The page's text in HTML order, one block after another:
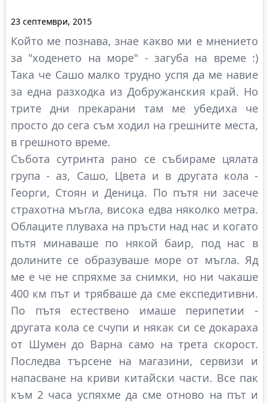
23 септември, 2015
Който ме познава, знае какво ми е мнението
за "ходенето на море" - загуба на време :)
Така че Сашо малко трудно успя да ме навие
за една разходка из Добружанския край. Но
трите дни прекарани там ме убедиха че
просто до сега съм ходил на грешните места,
в грешното време.
Събота сутринта рано се събираме цялата
група - аз, Сашо, Цвета и в другата кола -
Георги, Стоян и Деница. По пътя ни засече
страхотна мъгла, висока едва няколко метра.
Облаците плуваха на пръсти над нас и когато
пътя минаваше по някой баир, под нас в
долините се образуваше море от мъгла. Яд
ме е че не спряхме за снимки, но ни чакаше
400 км път и трябваше да сме експедитивни.
По пътя естествено имаше перипетии -
другата кола се счупи и някак си се докараха
от Шумен до Варна само на трета скорост.
Последва търсене на магазини, сервизи и
напасване на криви китайски части. Все пак
към 2 часа успяхме да сме отново на път и